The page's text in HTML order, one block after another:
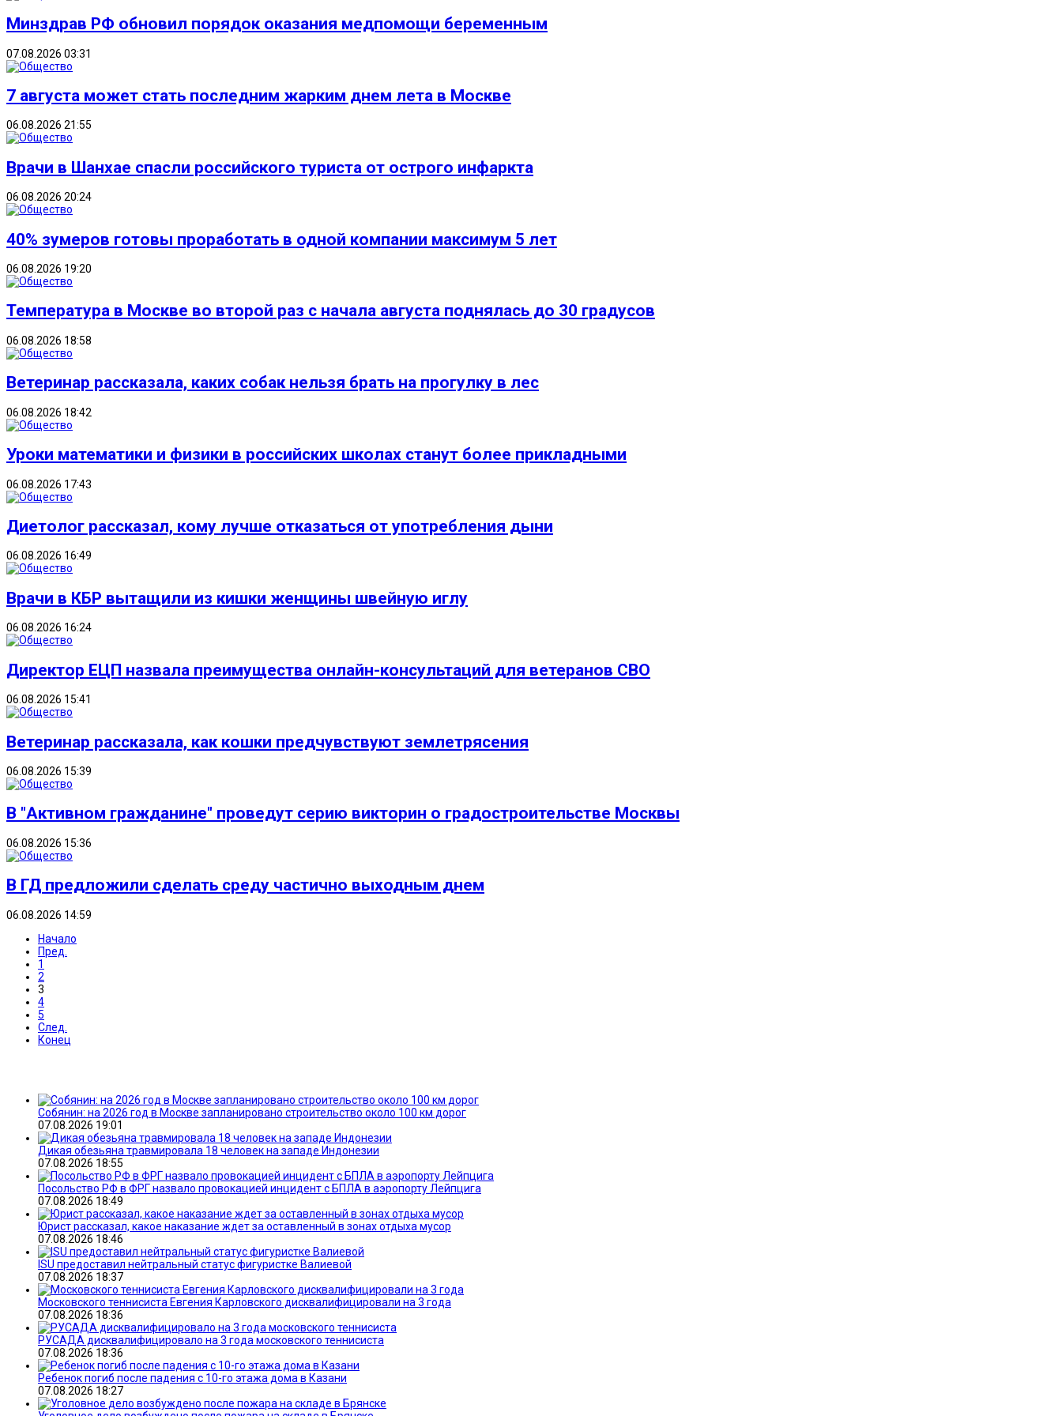
Минздрав РФ обновил порядок оказания медпомощи беременным
07.08.2026 03:31
7 августа может стать последним жарким днем лета в Москве
06.08.2026 21:55
Врачи в Шанхае спасли российского туриста от острого инфаркта
06.08.2026 20:24
40% зумеров готовы проработать в одной компании максимум 5 лет
06.08.2026 19:20
Температура в Москве во второй раз с начала августа поднялась до 30 градусов
06.08.2026 18:58
Ветеринар рассказала, каких собак нельзя брать на прогулку в лес
06.08.2026 18:42
Уроки математики и физики в российских школах станут более прикладными
06.08.2026 17:43
Диетолог рассказал, кому лучше отказаться от употребления дыни
06.08.2026 16:49
Врачи в КБР вытащили из кишки женщины швейную иглу
06.08.2026 16:24
Директор ЕЦП назвала преимущества онлайн-консультаций для ветеранов СВО
06.08.2026 15:41
Ветеринар рассказала, как кошки предчувствуют землетрясения
06.08.2026 15:39
В "Активном гражданине" проведут серию викторин о градостроительстве Москвы
06.08.2026 15:36
В ГД предложили сделать среду частично выходным днем
06.08.2026 14:59
Начало
Пред.
1
2
3
4
5
След.
Конец
Собянин: на 2026 год в Москве запланировано строительство около 100 км дорог
07.08.2026 19:01
Дикая обезьяна травмировала 18 человек на западе Индонезии
07.08.2026 18:55
Посольство РФ в ФРГ назвало провокацией инцидент с БПЛА в аэропорту Лейпцига
07.08.2026 18:49
Юрист рассказал, какое наказание ждет за оставленный в зонах отдыха мусор
07.08.2026 18:46
ISU предоставил нейтральный статус фигуристке Валиевой
07.08.2026 18:37
Московского теннисиста Евгения Карловского дисквалифицировали на 3 года
07.08.2026 18:36
РУСАДА дисквалифицировало на 3 года московского теннисиста
07.08.2026 18:36
Ребенок погиб после падения с 10-го этажа дома в Казани
07.08.2026 18:27